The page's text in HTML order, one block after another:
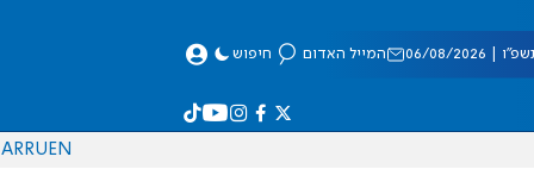
08/2026 המייל האדום חיפוש
EN
RU
AR